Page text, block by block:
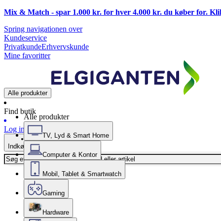
Mix & Match - spar 1.000 kr. for hver 4.000 kr. du køber for.
Spring navigationen over
Kundeservice
PrivatkundeErhvervskunde
Mine favoritter
Alle produkter
Find butik
Log ind
Indkøbskurv
Alle produkter
TV, Lyd & Smart Home
Computer & Kontor
Mobil, Tablet & Smartwatch
Gaming
Hardware